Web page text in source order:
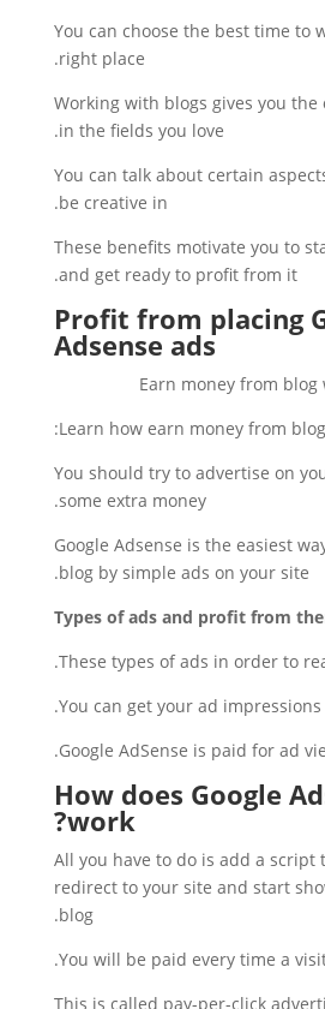
You can choose the best time to
right place.
Working with blogs gives you
in the fields you love.
You can talk about certain
be creative in.
These benefits motivate you to
and get ready to profit from it.
Profit from placing
Adsense ads
Learn how earn money from
You should try to advertise on
some extra money.
Google Adsense is the easiest
blog by simple ads on your site.
Types of ads and profit from
These types of ads in order to
You can get your ad impressions
Google AdSense is paid for ad
How does Google
work?
All you have to do is add a script
redirect to your site and start
blog.
You will be paid every time a
This is called pay-per-click